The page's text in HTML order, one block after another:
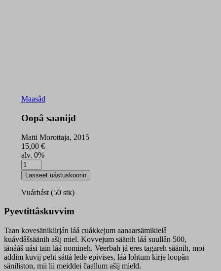
Maasâd
Oopâ saanijd
Matti Morottaja, 2015
15,00 €
alv. 0%
Oopâ
saanijd
quantity
Lasseet uástuskoorin
Vuárhást (50 stk)
Pyevtittâskuvvim
Taan kovesänikiirján láá cuákkejum aanaarsämikielâ
kuávdâšsäänih ašij miel. Kovvejum säänih láá suullân 500,
iänááš uási tain láá nomineh. Veerbah já eres tagareh säänih, moi
addim kuvij peht sáttá leđe epivises, láá lohtum kirje loopân
säniliston, mii lii meiddei čaallum ašij mield.